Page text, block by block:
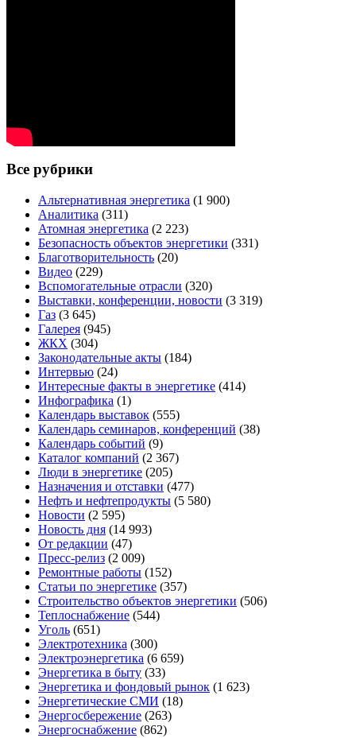
Все рубрики
Альтернативная энергетика (1 900)
Аналитика (311)
Атомная энергетика (2 223)
Безопасность объектов энергетики (331)
Благотворительность (20)
Видео (229)
Вспомогательные отрасли (320)
Выставки, конференции, новости (3 319)
Газ (3 645)
Галерея (945)
ЖКХ (304)
Законодательные акты (184)
Интервью (24)
Интересные факты в энергетике (414)
Инфографика (1)
Календарь выставок (555)
Календарь семинаров, конференций (38)
Календарь событий (9)
Каталог компаний (2 367)
Люди в энергетике (205)
Назначения и отставки (477)
Нефть и нефтепродукты (5 580)
Новости (2 595)
Новость дня (14 993)
От редакции (47)
Пресс-релиз (2 009)
Ремонтные работы (152)
Статьи по энергетике (357)
Строительство объектов энергетики (506)
Теплоснабжение (544)
Уголь (651)
Электротехника (300)
Электроэнергетика (6 659)
Энергетика в быту (33)
Энергетика и фондовый рынок (1 623)
Энергетические СМИ (18)
Энергосбережение (263)
Энергоснабжение (862)